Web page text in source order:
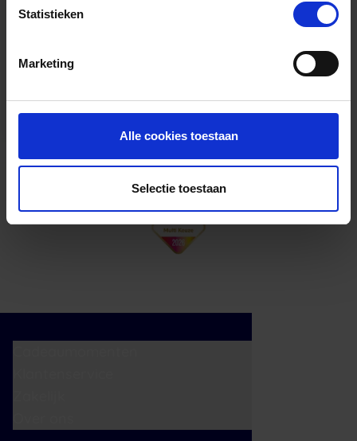
Statistieken
Marketing
Alle cookies toestaan
Selectie toestaan